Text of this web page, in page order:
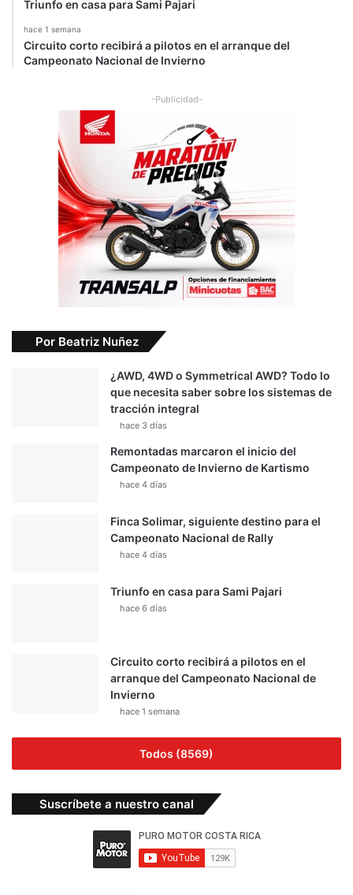
Triunfo en casa para Sami Pajari
hace 1 semana
Circuito corto recibirá a pilotos en el arranque del
Campeonato Nacional de Invierno
-Publicidad-
Por Beatriz Nuñez
¿AWD, 4WD o Symmetrical AWD? Todo lo
que necesita saber sobre los sistemas de
tracción integral
hace 3 días
Remontadas marcaron el inicio del
Campeonato de Invierno de Kartismo
hace 4 días
Finca Solimar, siguiente destino para el
Campeonato Nacional de Rally
hace 4 días
Triunfo en casa para Sami Pajari
hace 6 días
Circuito corto recibirá a pilotos en el
arranque del Campeonato Nacional de
Invierno
hace 1 semana
Todos (8569)
Suscríbete a nuestro canal